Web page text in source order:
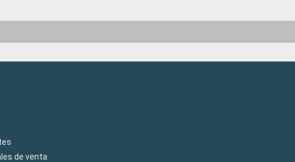
de venta